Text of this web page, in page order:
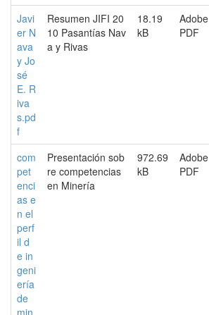
Javi
er N
ava
y Jo
sé
E. R
iva
s.pd
f
Resumen JIFI 20
10 Pasantías Nav
a y Rivas
18.19
kB
Adobe
PDF
com
pet
enci
as e
n el
perf
il d
e in
geni
ería
de
min
Presentación sob
re competencias
en Minería
972.69
kB
Adobe
PDF